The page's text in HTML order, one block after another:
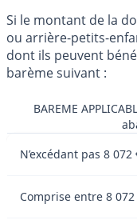
Si le montant de la
ou arrière-petits-
dont ils peuvent
barème suivant :
BAREME
N’excédant pas 8 072
Comprise entre 8